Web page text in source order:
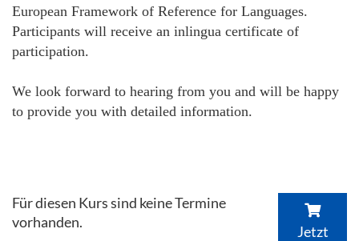
European Framework of Reference for Languages.
Participants will receive an inlingua certificate of
participation.
We look forward to hearing from you and will be happy
to provide you with detailed information.
Für diesen Kurs sind keine Termine
vorhanden.
Jetzt